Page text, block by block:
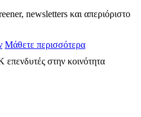
newsletters και απεριόριστο
Μάθετε περισσότερα
επενδυτές στην κοινότητα